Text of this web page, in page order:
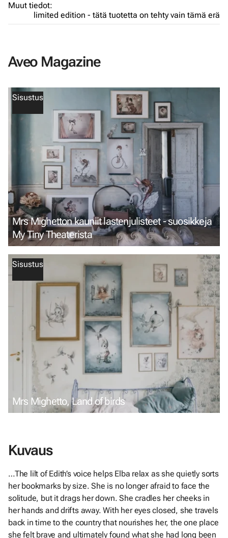
Muut tiedot:
limited edition - tätä tuotetta on tehty vain tämä erä
Aveo Magazine
Sisustus
Mrs Mighetton kauniit lastenjulisteet - suosikkeja
My Tiny Theaterista
Sisustus
Mrs Mighetto, Land of birds
Kuvaus
…The lilt of Edith’s voice helps Elba relax as she quietly sorts
her bookmarks by size. She is no longer afraid to face the
solitude, but it drags her down. She cradles her cheeks in
her hands and drifts away. With her eyes closed, she travels
back in time to the country that nourishes her, the one place
she felt brave and ultimately found what she had long been